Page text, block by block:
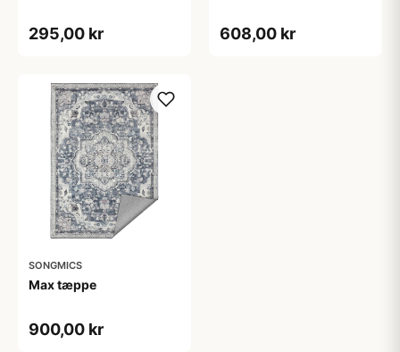
295,00 kr 608,00 kr
SONGMICS
Max tæppe
900,00 kr